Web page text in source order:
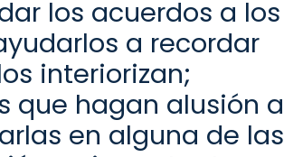
los acuerdos a los
a recordar
interiorizan;
que hagan alusión a
arlas en alguna de las